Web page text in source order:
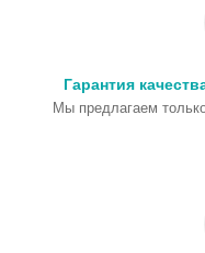
Гарантия
Мы предлагаем